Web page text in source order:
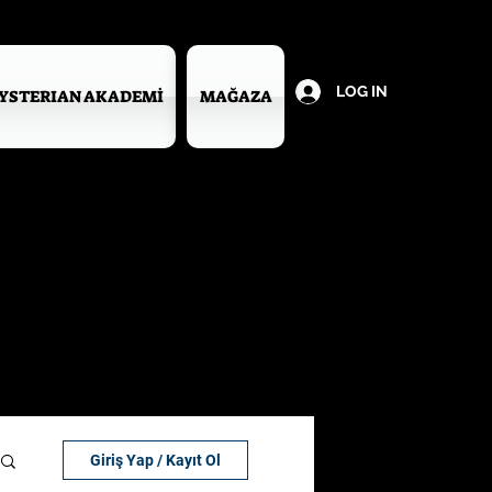
LOG IN
AKADEMİ MAĞAZA
Giriş Yap / Kayıt Ol